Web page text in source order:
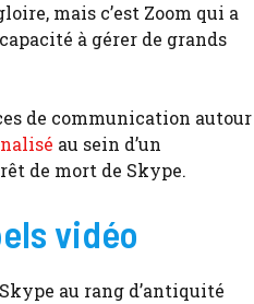
mais c’est Zoom qui a
à gérer de grands
de communication autour
au sein d’un
de mort de Skype.
vidéo
au rang d’antiquité